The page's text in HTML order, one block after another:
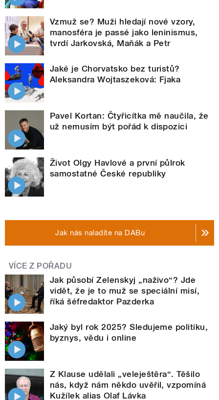
Vzmuž se? Muži hledají nové vzory,
manosféra je passé jako leninismus,
tvrdí Jarkovská, Maňák a Petr
Jaké je Chorvatsko bez turistů?
Aleksandra Wojtaszeková: Fjaka
Pavel Kortan: Čtyřicítka mě naučila, že
už nemusím být pořád k dispozici
Život Olgy Havlové a první půlrok
samostatné České republiky
Jak nás naladíte na DABu
VÍCE Z POŘADU
Jak působí Zelenskyj „naživo“? Jde
vidět, že je to muž se speciální misí,
říká šéfredaktor Pazderka
Jaký byl rok 2025? Sledujeme politiku,
byznys, vědu i online
Z Klause udělali „veleještěra“. Těšilo
nás, když nám někdo uvěřil, vzpomíná
Kužílek alias Olaf Lávka